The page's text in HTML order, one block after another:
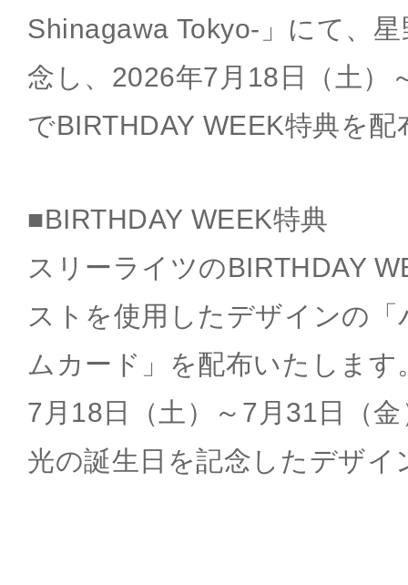
Shinagawa Tokyo-」にて、
念し、2026年7月18日（土）
でBIRTHDAY WEEK特典を
■BIRTHDAY WEEK特典
スリーライツのBIRTHDAY
ストを使用したデザインの
ムカード」を配布いたします
7月18日（土）～7月31日（
光の誕生日を記念したデザ